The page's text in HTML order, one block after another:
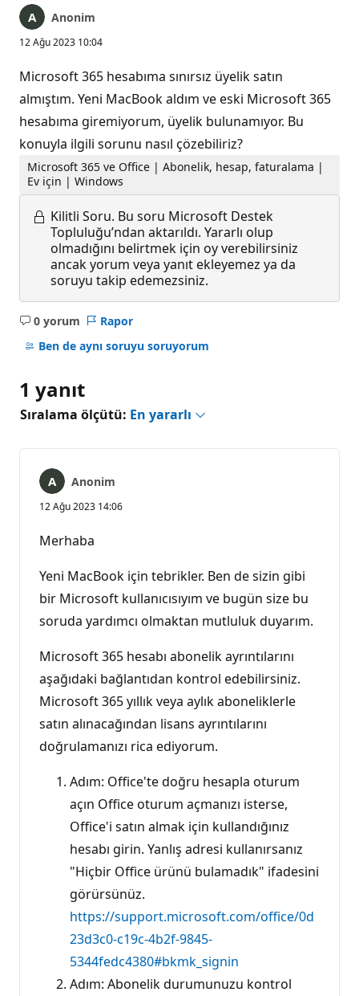
Anonim
12 Ağu 2023 10:04
Microsoft 365 hesabıma sınırsız üyelik satın
almıştım. Yeni MacBook aldım ve eski Microsoft 365
hesabıma giremiyorum, üyelik bulunamıyor. Bu
konuyla ilgili sorunu nasıl çözebiliriz?
Microsoft 365 ve Office | Abonelik, hesap, faturalama |
Ev için | Windows
Kilitli Soru. Bu soru Microsoft Destek
Topluluğu’ndan aktarıldı. Yararlı olup
olmadığını belirtmek için oy verebilirsiniz
ancak yorum veya yanıt ekleyemez ya da
soruyu takip edemezsiniz.
0 yorum
Açıklama
yok
Rapor
Ben de aynı soruyu soruyorum
1 yanıt
Sıralama ölçütü: En yararlı
Anonim
12 Ağu 2023 14:06
Merhaba
Yeni MacBook için tebrikler. Ben de sizin gibi
bir Microsoft kullanıcısıyım ve bugün size bu
soruda yardımcı olmaktan mutluluk duyarım.
Microsoft 365 hesabı abonelik ayrıntılarını
aşağıdaki bağlantıdan kontrol edebilirsiniz.
Microsoft 365 yıllık veya aylık aboneliklerle
satın alınacağından lisans ayrıntılarını
doğrulamanızı rica ediyorum.
Adım: Office'te doğru hesapla oturum
açın Office oturum açmanızı isterse,
Office'i satın almak için kullandığınız
hesabı girin. Yanlış adresi kullanırsanız
"Hiçbir Office ürünü bulamadık" ifadesini
görürsünüz.
https://support.microsoft.com/office/0d
23d3c0-c19c-4b2f-9845-
5344fedc4380#bkmk_signin
Adım: Abonelik durumunuzu kontrol